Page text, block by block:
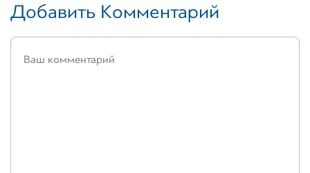
Добавить Комментарий